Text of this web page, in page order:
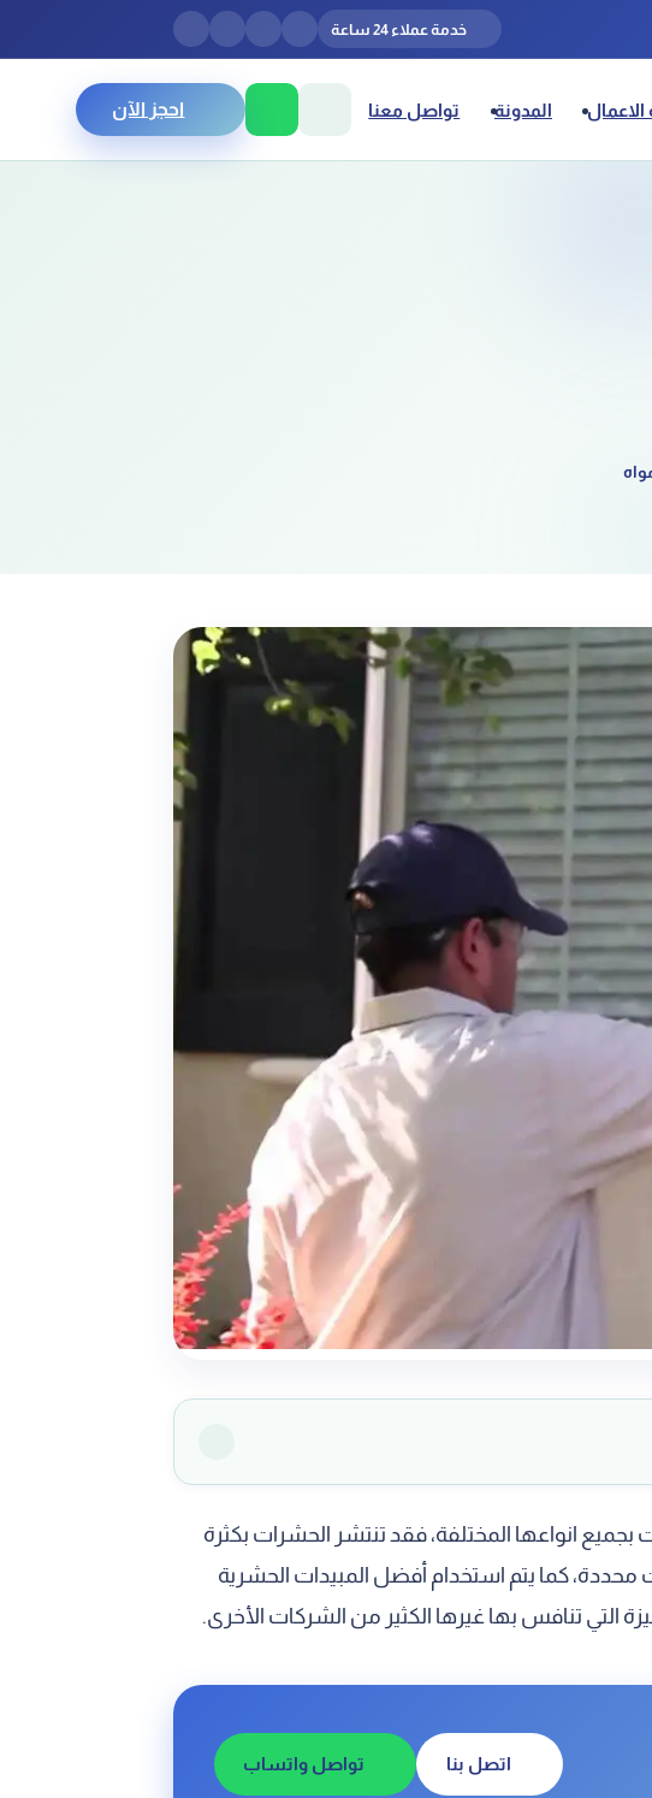
خدمة عملاء 24 ساعة
المدونة تواصل معنا احجز الآن
انواعها المختلفة، فقد تنتشر الحشرات بكثرة
كما يتم استخدام أفضل المبيدات الحشرية
التي تنافس بها غيرها الكثير من الشركات الأخرى.
اتصل بنا تواصل واتساب